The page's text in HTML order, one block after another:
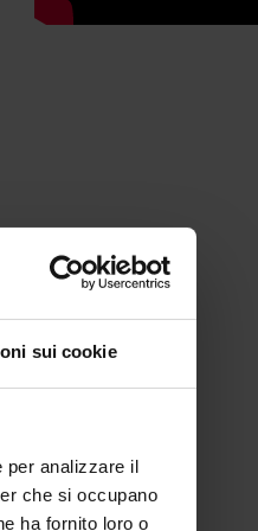
sui cookie
per analizzare il
che si occupano
ha fornito loro o